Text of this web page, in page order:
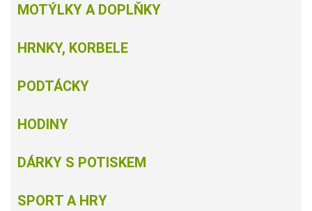
MOTÝLKY A DOPLŇKY
HRNKY, KORBELE
PODTÁCKY
HODINY
DÁRKY S POTISKEM
SPORT A HRY